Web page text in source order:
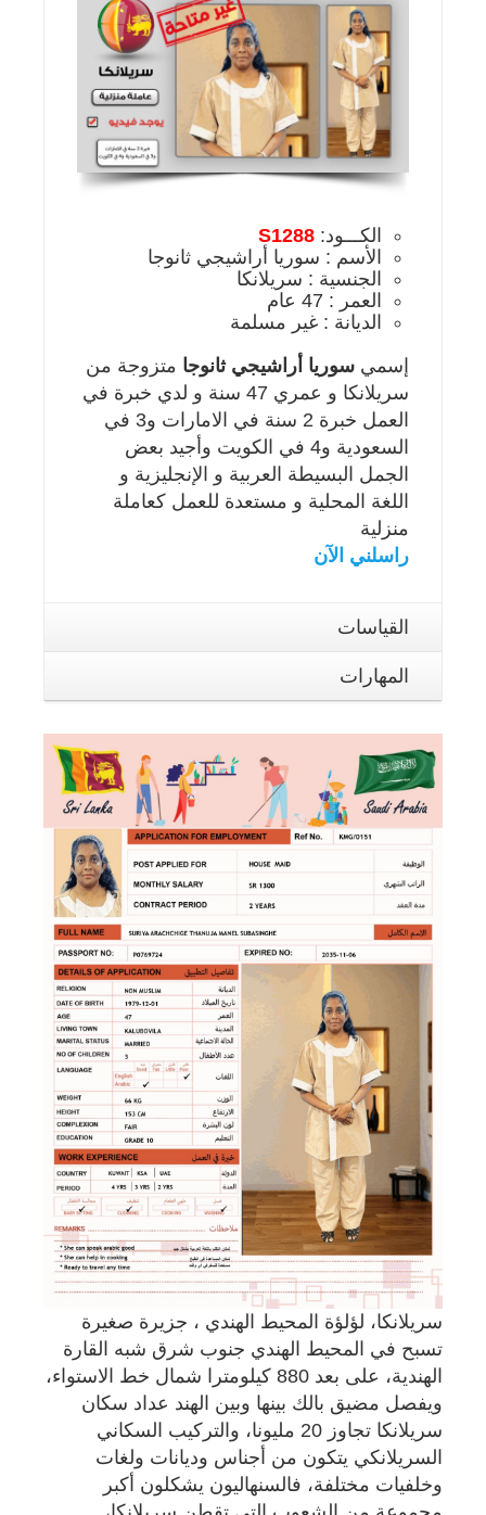
الكـــود: S1288
الأسم : سوريا أراشيجي ثانوجا
الجنسية : سريلانكا
العمر : 47 عام
الديانة : غير مسلمة
إسمي سوريا أراشيجي ثانوجا متزوجة من
سريلانكا و عمري 47 سنة و لدي خبرة في
العمل خبرة 2 سنة في الامارات و3 في
السعودية و4 في الكويت وأجيد بعض
الجمل البسيطة العربية و الإنجليزية و
اللغة المحلية و مستعدة للعمل كعاملة
منزلية
راسلني الآن
القياسات
المهارات
سريلانكا، لؤلؤة المحيط الهندي ، جزيرة صغيرة
تسبح في المحيط الهندي جنوب شرق شبه القارة
الهندية، على بعد 880 كيلومترا شمال خط الاستواء،
ويفصل مضيق بالك بينها وبين الهند عداد سكان
سريلانكا تجاوز 20 مليونا، والتركيب السكاني
السريلانكي يتكون من أجناس وديانات ولغات
وخلفيات مختلفة، فالسنهاليون يشكلون أكبر